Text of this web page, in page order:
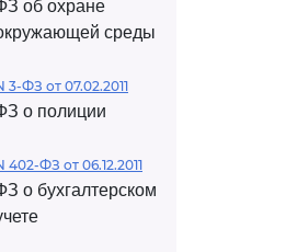
об охране
среды
3-ФЗ от 07.02.2011
о полиции
402-ФЗ от 06.12.2011
о бухгалтерском